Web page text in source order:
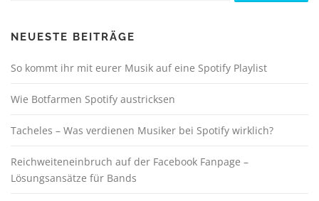
NEUESTE BEITRÄGE
So kommt ihr mit eurer Musik auf eine Spotify Playlist
Wie Botfarmen Spotify austricksen
Tacheles – Was verdienen Musiker bei Spotify wirklich?
Reichweiteneinbruch auf der Facebook Fanpage –
Lösungsansätze für Bands